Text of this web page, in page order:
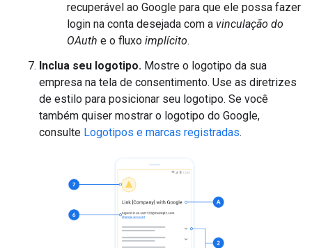
recuperável ao Google para que ele possa fazer
login na conta desejada com a vinculação do
OAuth e o fluxo implícito.
Inclua seu logotipo. Mostre o logotipo da sua
empresa na tela de consentimento. Use as diretrizes
de estilo para posicionar seu logotipo. Se você
também quiser mostrar o logotipo do Google,
consulte Logotipos e marcas registradas.